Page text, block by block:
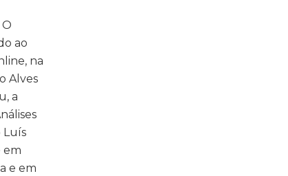
ao
na
Alves
a
Luís
em
e em